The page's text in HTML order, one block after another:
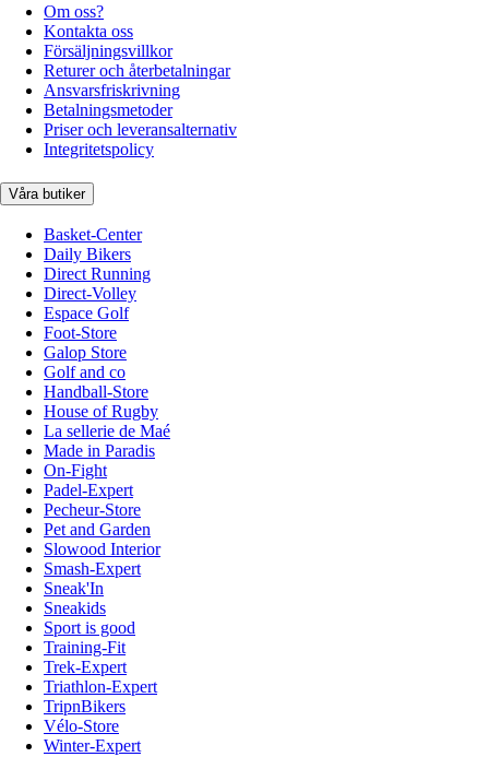
Om oss?
Kontakta oss
Försäljningsvillkor
Returer och återbetalningar
Ansvarsfriskrivning
Betalningsmetoder
Priser och leveransalternativ
Integritetspolicy
Våra butiker
Basket-Center
Daily Bikers
Direct Running
Direct-Volley
Espace Golf
Foot-Store
Galop Store
Golf and co
Handball-Store
House of Rugby
La sellerie de Maé
Made in Paradis
On-Fight
Padel-Expert
Pecheur-Store
Pet and Garden
Slowood Interior
Smash-Expert
Sneak'In
Sneakids
Sport is good
Training-Fit
Trek-Expert
Triathlon-Expert
TripnBikers
Vélo-Store
Winter-Expert